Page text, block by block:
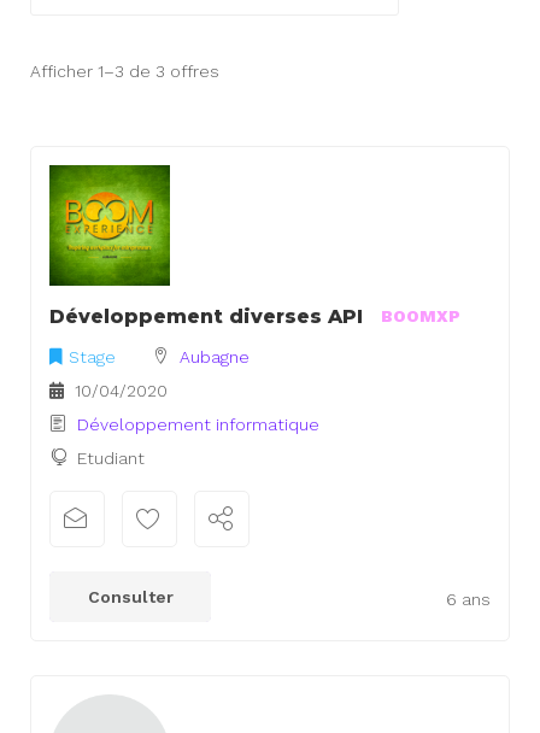
Afficher 1–3 de 3 offres
Développement diverses API BOOMXP
Stage
Aubagne
10/04/2020
Développement informatique
Etudiant
6 ans
Consulter